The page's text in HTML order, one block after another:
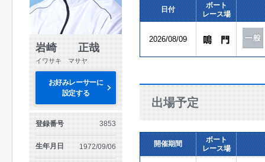
岩崎 正哉
イワサキ マサヤ
お好みレーサーに
設定する
登録番号 3853
生年月日 1972/09/06
日付
ボート
レース場
2026/08/09
出場予定
開催期間
ボート
レース場